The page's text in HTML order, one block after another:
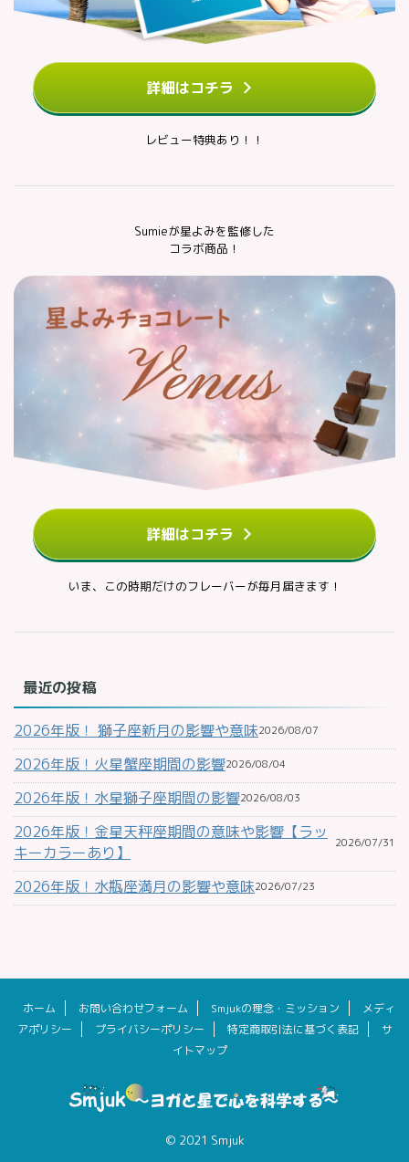
詳細はコチラ
レビュー特典あり！！
Sumieが星よみを監修した
コラボ商品！
詳細はコチラ
いま、この時期だけのフレーバーが毎月届きます！
最近の投稿
2026年版！ 獅子座新月の影響や意味2026/08/07
2026年版！火星蟹座期間の影響2026/08/04
2026年版！水星獅子座期間の影響2026/08/03
2026年版！金星天秤座期間の意味や影響【ラッ
キーカラーあり】
2026/07/31
2026年版！水瓶座満月の影響や意味2026/07/23
ホーム お問い合わせフォーム Smjukの理念・ミッション
メディ
アポリシー
プライバシーポリシー 特定商取引法に基づく表記
サ
イトマップ
© 2021 Smjuk